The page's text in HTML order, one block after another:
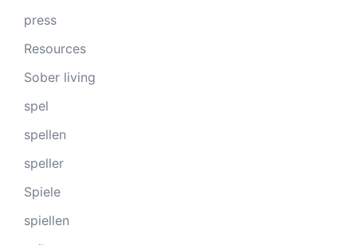
press
Resources
Sober living
spel
spellen
speller
Spiele
spiellen